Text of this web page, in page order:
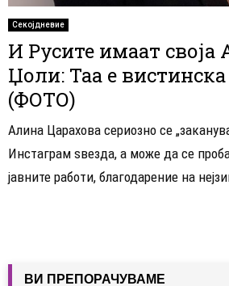
Секојдневие
И Русите имаат своја
Џоли: Таа е
(ФОТО)
Алина Царахова сериозно се
Инстаграм ѕвезда, а може да се
јавните работи, благодарение на
ВИ ПРЕПОРАЧУВАМЕ